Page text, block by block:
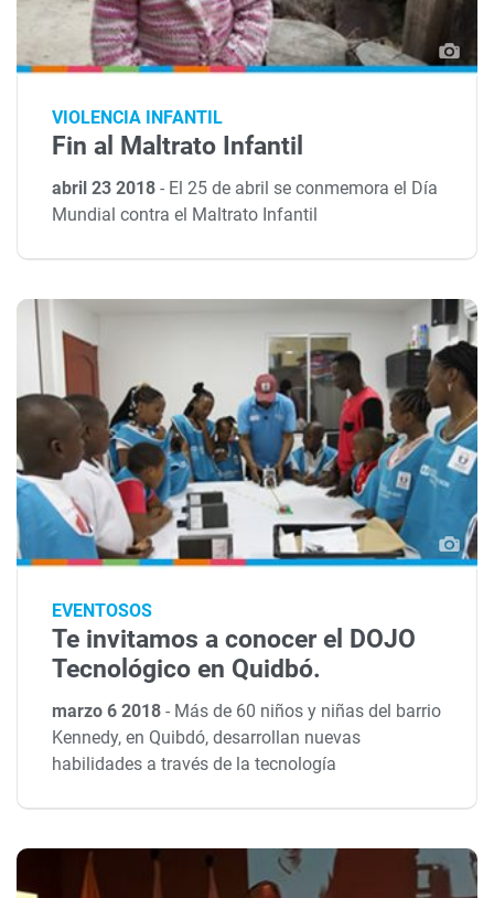
VIOLENCIA INFANTIL
Fin al Maltrato Infantil
abril 23 2018- El 25 de abril se conmemora el Día
Mundial contra el Maltrato Infantil
EVENTOSOS
Te invitamos a conocer el DOJO
Tecnológico en Quidbó.
marzo 6 2018- Más de 60 niños y niñas del barrio
Kennedy, en Quibdó, desarrollan nuevas
habilidades a través de la tecnología